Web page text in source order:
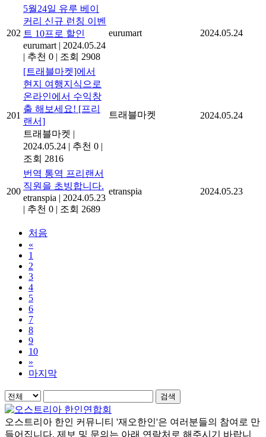
202
5월24일 유루 베이
커리 신규 런칭 이벤
트 10프로 할인
eurumart | 2024.05.24
| 추천 0 | 조회 2908
eurumart 2024.05.24
201
[트래블마켓]에서
현지 여행지식으로
온라인에서 수익창
출 해보세요! [프리
랜서]
트래블마켓 |
2024.05.24 | 추천 0 |
조회 2816
트래블마켓 2024.05.24
200
번역 통역 프리랜서
직원을 초빙합니다.
etranspia | 2024.05.23
| 추천 0 | 조회 2689
etranspia 2024.05.23
처음
«
1
2
3
4
5
6
7
8
9
10
»
마지막
검색
오스트리아 한인 커뮤니티 '재오한인'은 여러분들의 참여로 만
들어집니다. 제보 및 문의는 아래 연락처로 해주시기 바랍니